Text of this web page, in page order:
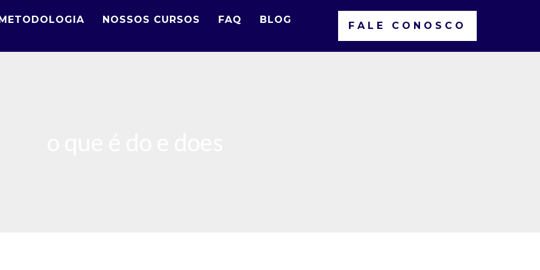
NOSSOS CURSOS FAQ BLOG
FALE CONOSCO